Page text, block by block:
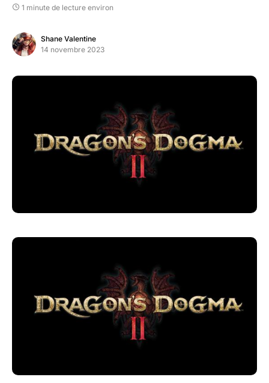
1 minute de lecture environ
Shane Valentine
14 novembre 2023